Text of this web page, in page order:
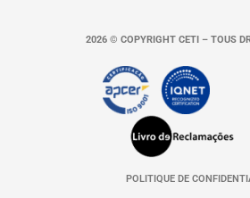
2026 © COPYRIGHT CETI – TOUS
POLITIQUE DE